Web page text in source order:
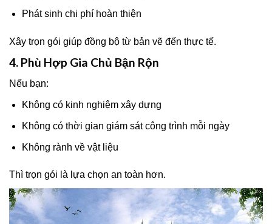
Phát sinh chi phí hoàn thiện
Xây trọn gói giúp đồng bộ từ bản vẽ đến thực tế.
4. Phù Hợp Gia Chủ Bận Rộn
Nếu bạn:
Không có kinh nghiệm xây dựng
Không có thời gian giám sát công trình mỗi ngày
Không rành về vật liệu
Thì trọn gói là lựa chọn an toàn hơn.